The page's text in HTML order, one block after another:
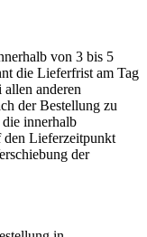
von 3 bis 5
die Lieferfrist am Tag
anderen
der Bestellung zu
die innerhalb
den Lieferzeitpunkt
der